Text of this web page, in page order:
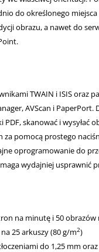
do określonego
obrazu, a nawet do
TWAIN i ISIS oraz
AVScan i PaperPort.
skanować i wysyłać
pomocą prostego
oprogramowanie do
wydajniej usprawnić
na minutę i 50
25 arkuszy (80 g/m2)
do 1,25 mm